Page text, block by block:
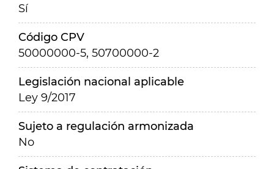
Sí
Código CPV
50000000-5, 50700000-2
Legislación nacional aplicable
Ley 9/2017
Sujeto a regulación armonizada
No